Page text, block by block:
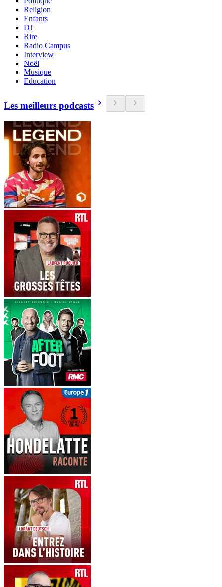
Religion
Enfants
DJ
Rire
Radio Campus
Interview
Noël
Musique
Education
Les meilleurs podcasts